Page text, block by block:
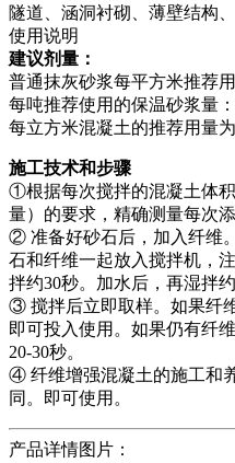
隧道、涵洞衬砌、薄壁结构
使用说明
建议剂量：
普通抹灰砂浆每平方米推荐
每吨推荐使用的保温砂浆量
每立方米混凝土的推荐用量
施工技术和步骤
①根据每次搅拌的混凝土体
量）的要求，精确测量每次
② 准备好砂石后，加入纤维
石和纤维一起放入搅拌机，
拌约30秒。加水后，再湿拌
③ 搅拌后立即取样。如果纤
即可投入使用。如果仍有纤
20-30秒。
④ 纤维增强混凝土的施工和
同。即可使用。
产品详情图片：